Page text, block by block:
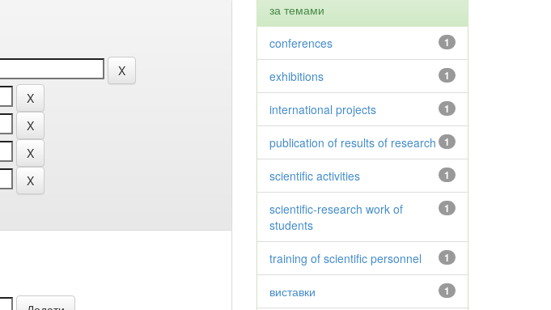
за темами
1
conferences
1
exhibitions
1
international projects
1
publication of results of research
1
scientific activities
1
scientific-research work of
students
1
training of scientific personnel
1
виставки